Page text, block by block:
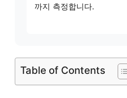
까지 측정합니다.
Table of Contents